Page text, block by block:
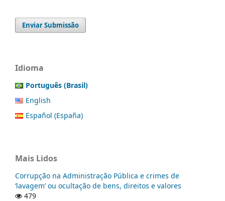
Enviar Submissão
Idioma
Português (Brasil)
English
Español (España)
Mais Lidos
Corrupção na Administração Pública e crimes de
‘lavagem’ ou ocultação de bens, direitos e valores
479